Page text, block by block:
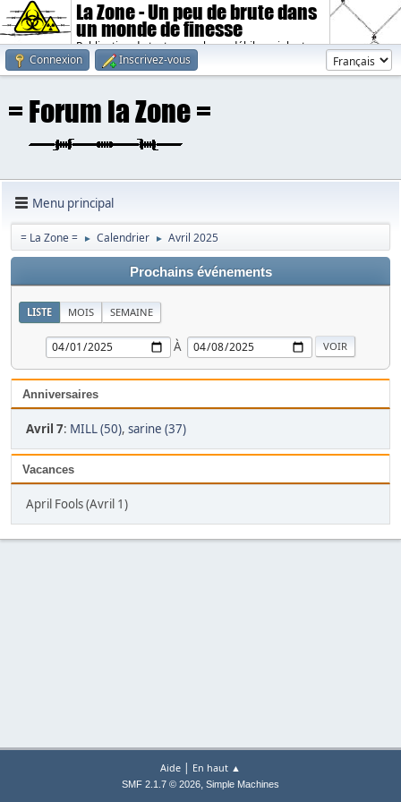
La Zone - Un peu de brute dans
un monde de finesse
Publication de textes sombres, débiles, violents.
Connexion
Inscrivez-vous
Menu principal
= La Zone = ► Calendrier ► Avril 2025
Prochains événements
LISTE MOIS SEMAINE
À
Anniversaires
Avril 7: MILL (50), sarine (37)
Vacances
April Fools (Avril 1)
Aide | En haut ▲
SMF 2.1.7 © 2026, Simple Machines